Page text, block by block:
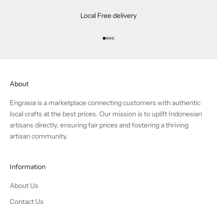
Local Free delivery
Go to item 1
Go to item 2
Go to item 3
Go to item 4
About
Engrasia is a marketplace connecting customers with authentic
local crafts at the best prices. Our mission is to uplift Indonesian
artisans directly, ensuring fair prices and fostering a thriving
artisan community.
Information
About Us
Contact Us